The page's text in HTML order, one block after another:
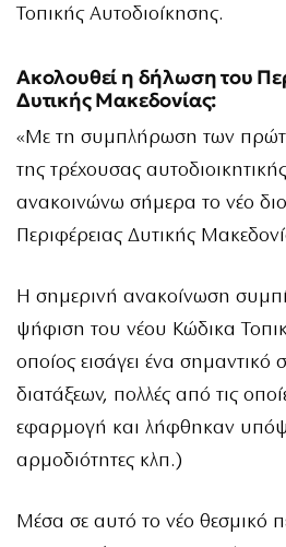
Τοπικής Αυτοδιοίκησης.
Ακολουθεί η δήλωση του
Δυτικής Μακεδονίας:
«Με τη συμπλήρωση των
της τρέχουσας
ανακοινώνω σήμερα το νέο
Περιφέρειας Δυτικής
Η σημερινή ανακοίνωση
ψήφιση του νέου Κώδικα
οποίος εισάγει ένα σημαντικό
διατάξεων, πολλές από τις
εφαρμογή και λήφθηκαν
αρμοδιότητες κλπ.)
Μέσα σε αυτό το νέο θεσμικό